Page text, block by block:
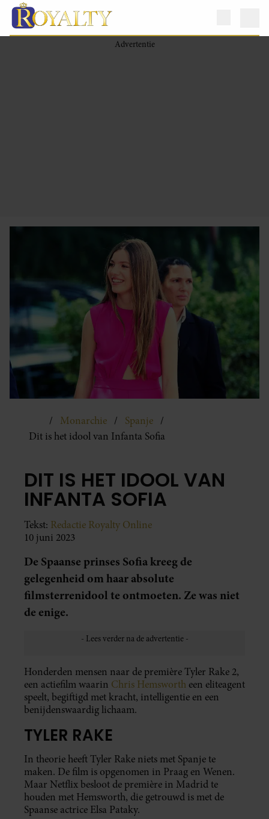
Monarchie
Spanje
Dit is het idool van Infanta Sofia
DIT IS HET IDOOL VAN
INFANTA SOFIA
Tekst: Redactie Royalty Online
10 juni 2023
De Spaanse prinses Sofia kreeg de
gelegenheid om haar absolute
filmsterrenidool te ontmoeten. Ze was niet
de enige.
Honderden mensen naar de première Tyler Rake 2,
een actiefilm waarin Chris Hemsworth een eliteagent
speelt, begiftigd met kracht, intelligentie en een
benijdenswaardig lichaam.
TYLER RAKE
In theorie heeft Tyler Rake niets met Spanje te
maken. De film is opgenomen in Praag en Wenen.
Maar Netflix besloot de première in Madrid te
houden met Hemsworth, die getrouwd is met de
Spaanse actrice Elsa Pataky.